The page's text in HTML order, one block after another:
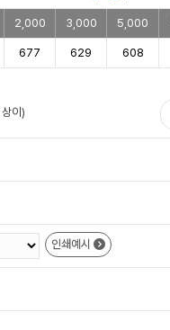
2,000 3,000 5,000
677 629 608
이)
인쇄예시